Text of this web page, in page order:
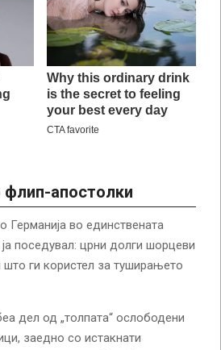
апостолки
Германија во единствената
поседувал: црни долги шорцеви
ги користел за туширањето
дел од „толпата“ ослободени
заедно со истакнати